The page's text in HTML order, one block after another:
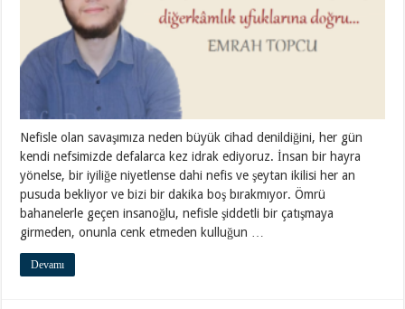
Nefisle olan savaşımıza neden büyük cihad denildiğini, her gün
kendi nefsimizde defalarca kez idrak ediyoruz. İnsan bir hayra
yönelse, bir iyiliğe niyetlense dahi nefis ve şeytan ikilisi her an
pusuda bekliyor ve bizi bir dakika boş bırakmıyor. Ömrü
bahanelerle geçen insanoğlu, nefisle şiddetli bir çatışmaya
girmeden, onunla cenk etmeden kulluğun …
Devamı